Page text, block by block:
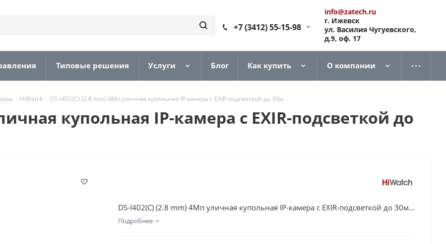
+7 (3412) 55-15-98
info@zatech.ru
г. Ижевск
ул. Василия Чугуевского,
д.9, оф. 17
Типовые решения Услуги Блог Как купить О компании
- HiWatch - DS-I402(C) (2.8 mm) 4Мп уличная купольная IP-камера с EXIR-подсветкой до 30м
купольная IP-камера с EXIR-подсветкой до
DS-I402(C) (2.8 mm) 4Мп уличная купольная IP-камера с EXIR-подсветкой до 30м...
Подробнее